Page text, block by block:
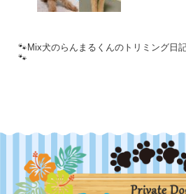
🐾Mix犬のらんまるくんのトリミング日
🐾